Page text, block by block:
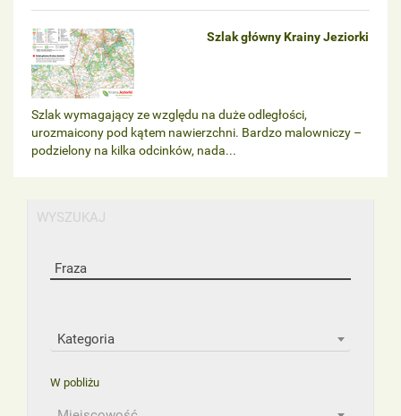
Szlak główny Krainy Jeziorki
Szlak wymagający ze względu na duże odległości,
urozmaicony pod kątem nawierzchni. Bardzo malowniczy –
podzielony na kilka odcinków, nada...
WYSZUKAJ
Kategoria
W pobliżu